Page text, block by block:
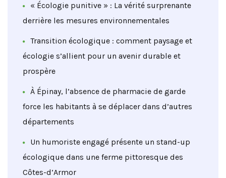
« Écologie punitive » : La vérité surprenante
derrière les mesures environnementales
Transition écologique : comment paysage et
écologie s’allient pour un avenir durable et
prospère
À Épinay, l’absence de pharmacie de garde
force les habitants à se déplacer dans d’autres
départements
Un humoriste engagé présente un stand-up
écologique dans une ferme pittoresque des
Côtes-d’Armor